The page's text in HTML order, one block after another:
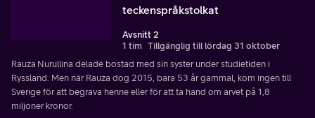
teckenspråkstolkat
Avsnitt 2
1 tim Tillgänglig till lördag 31 oktober
Rauza Nurullina delade bostad med sin syster under studietiden i
Ryssland. Men när Rauza dog 2015, bara 53 år gammal, kom ingen till
Sverige för att begrava henne eller för att ta hand om arvet på 1,8
miljoner kronor.